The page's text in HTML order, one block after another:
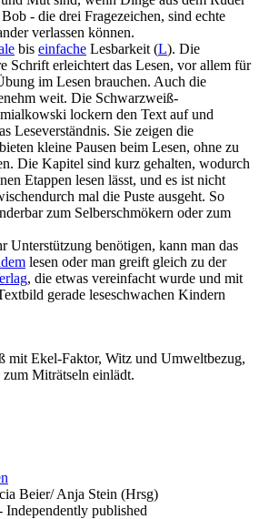
- die drei Fragezeichen, sind echte
verlassen können.
bis einfache Lesbarkeit (L). Die
Schrift erleichtert das Lesen, vor allem für
im Lesen brauchen. Auch die
weit. Die Schwarzweiß-
lockern den Text auf und
Leseverständnis. Sie zeigen die
kleine Pausen beim Lesen, ohne zu
Die Kapitel sind kurz gehalten, wodurch
Etappen lesen lässt, und es ist nicht
mal die Puste ausgeht. So
zum Selberschmökern oder zum
Unterstützung benötigen, kann man das
lesen oder man greift gleich zu der
, die etwas vereinfacht wurde und mit
gerade leseschwachen Kindern
mit Ekel-Faktor, Witz und Umweltbezug,
Miträtseln einlädt.
Beier/ Anja Stein (Hrsg)
Independently published